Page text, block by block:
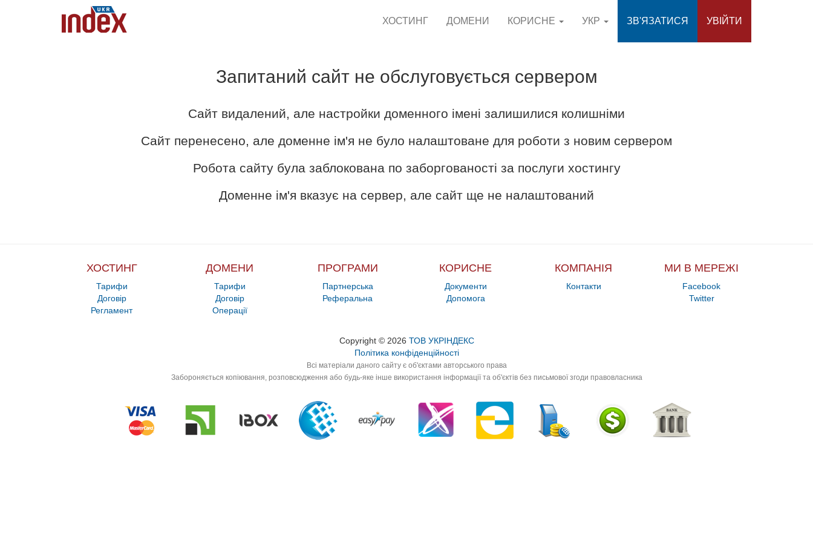
ХОСТИНГ ДОМЕНИ КОРИСНЕ УКР ЗВ'ЯЗАТИСЯ УВІЙТИ
Запитаний сайт не обслуговується сервером
Сайт видалений, але настройки доменного імені залишилися колишніми
Сайт перенесено, але доменне ім'я не було налаштоване для роботи з новим сервером
Робота сайту була заблокована по заборгованості за послуги хостингу
Доменне ім'я вказує на сервер, але сайт ще не налаштований
ХОСТИНГ
Тарифи
Договір
Регламент
ДОМЕНИ
Тарифи
Договір
Операції
ПРОГРАМИ
Партнерська
Реферальна
КОРИСНЕ
Документи
Допомога
КОМПАНІЯ
Контакти
МИ В МЕРЕЖІ
Facebook
Twitter
Copyright © 2026 ТОВ УКРІНДЕКС
Політика конфіденційності
Всі матеріали даного сайту є об'єктами авторського права
Забороняється копіювання, розповсюдження або будь-яке інше використання інформації та об'єктів без письмової згоди правовласника